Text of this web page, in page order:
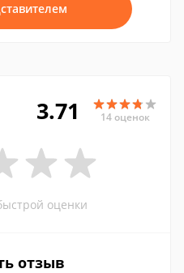
3.71 14 оценок
оценки
отзыв